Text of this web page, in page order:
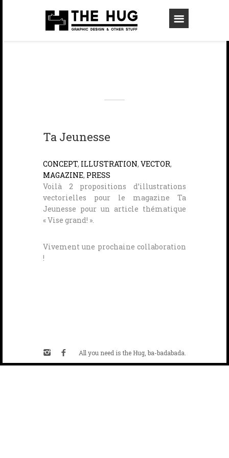
Ta Jeunesse
CONCEPT, ILLUSTRATION, VECTOR,
MAGAZINE, PRESS
Voilà 2 propositions d’illustrations
vectorielles pour le magazine Ta
Jeunesse pour un article thématique
« Vise grand! ».
Vivement une prochaine collaboration
!
All you need is the Hug, ba-badabada.